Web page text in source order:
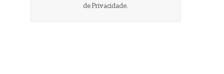
de Privacidade.